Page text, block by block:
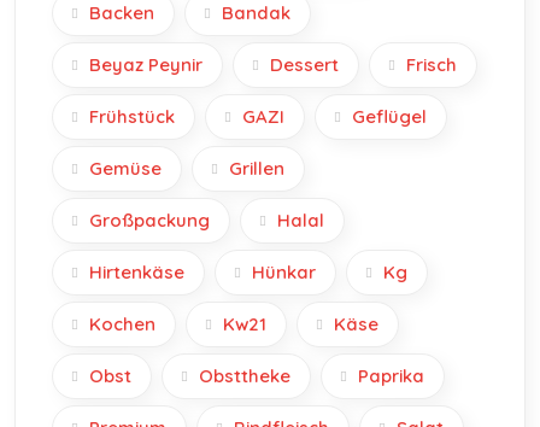
Backen Bandak
Beyaz Peynir Dessert Frisch
Frühstück GAZI Geflügel
Gemüse Grillen
Großpackung Halal
Hirtenkäse Hünkar Kg
Kochen Kw21 Käse
Obst Obsttheke Paprika